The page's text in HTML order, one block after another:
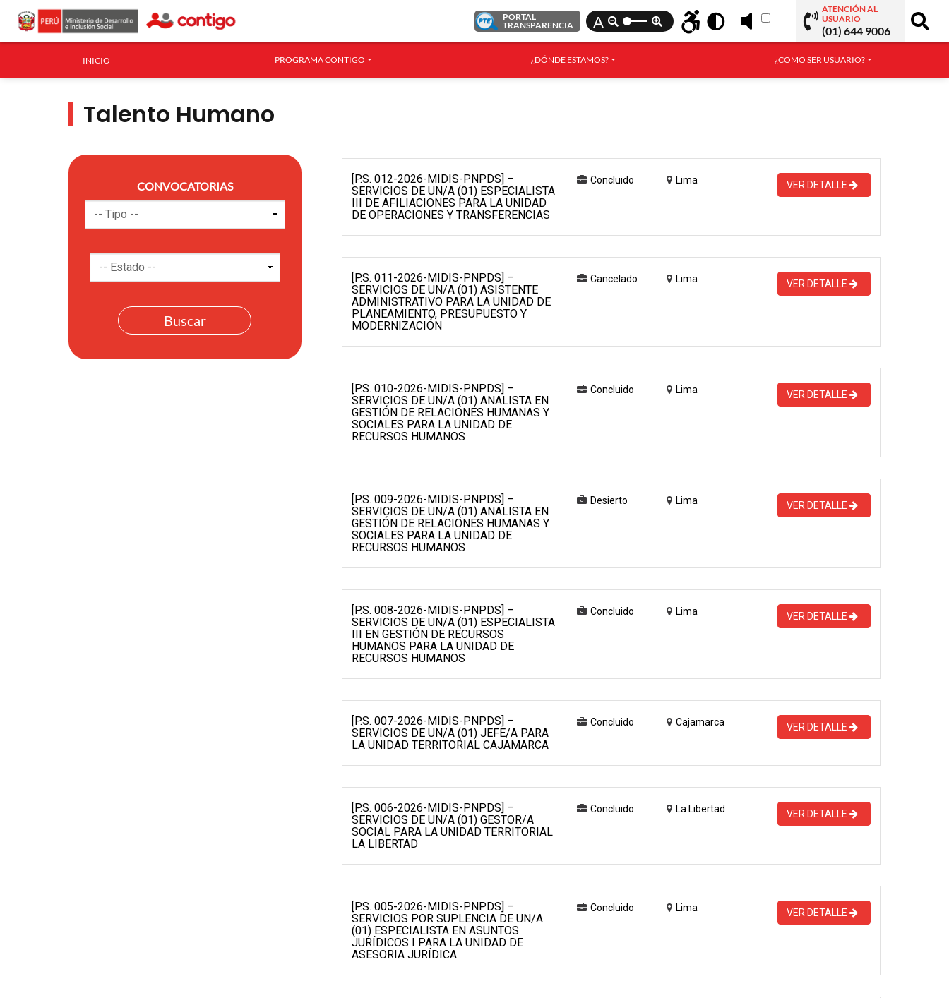
PORTAL
TRANSPARENCIA
A
ATENCIÓN AL
USUARIO
(01) 644 9006
INICIO PROGRAMA CONTIGO ¿DÓNDE ESTAMOS? ¿COMO SER USUARIO?
Talento Humano
CONVOCATORIAS
[P.S. 012-2026-MIDIS-PNPDS] –
SERVICIOS DE UN/A (01) ESPECIALISTA
III DE AFILIACIONES PARA LA UNIDAD
DE OPERACIONES Y TRANSFERENCIAS
Concluido Lima VER DETALLE
[P.S. 011-2026-MIDIS-PNPDS] –
SERVICIOS DE UN/A (01) ASISTENTE
ADMINISTRATIVO PARA LA UNIDAD DE
PLANEAMIENTO, PRESUPUESTO Y
MODERNIZACIÓN
Cancelado Lima VER DETALLE
[P.S. 010-2026-MIDIS-PNPDS] –
SERVICIOS DE UN/A (01) ANALISTA EN
GESTIÓN DE RELACIONES HUMANAS Y
SOCIALES PARA LA UNIDAD DE
RECURSOS HUMANOS
Concluido Lima VER DETALLE
[P.S. 009-2026-MIDIS-PNPDS] –
SERVICIOS DE UN/A (01) ANALISTA EN
GESTIÓN DE RELACIONES HUMANAS Y
SOCIALES PARA LA UNIDAD DE
RECURSOS HUMANOS
Desierto Lima VER DETALLE
[P.S. 008-2026-MIDIS-PNPDS] –
SERVICIOS DE UN/A (01) ESPECIALISTA
III EN GESTIÓN DE RECURSOS
HUMANOS PARA LA UNIDAD DE
RECURSOS HUMANOS
Concluido Lima VER DETALLE
[P.S. 007-2026-MIDIS-PNPDS] –
SERVICIOS DE UN/A (01) JEFE/A PARA
LA UNIDAD TERRITORIAL CAJAMARCA
Concluido Cajamarca VER DETALLE
[P.S. 006-2026-MIDIS-PNPDS] –
SERVICIOS DE UN/A (01) GESTOR/A
SOCIAL PARA LA UNIDAD TERRITORIAL
LA LIBERTAD
Concluido La Libertad VER DETALLE
[P.S. 005-2026-MIDIS-PNPDS] –
SERVICIOS POR SUPLENCIA DE UN/A
(01) ESPECIALISTA EN ASUNTOS
JURÍDICOS I PARA LA UNIDAD DE
ASESORIA JURÍDICA
Concluido Lima VER DETALLE